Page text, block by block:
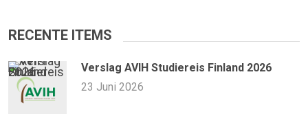
RECENTE ITEMS
Verslag AVIH Studiereis Finland 2026
23 Juni 2026